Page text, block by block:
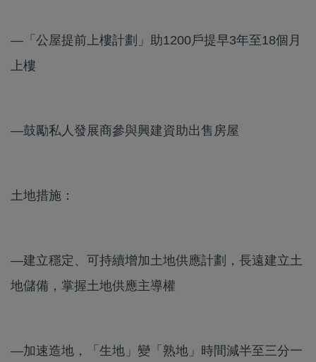
—「公屋提前上樓計劃」助1200戶提早3年至18個月
上樓
—鼓勵私人發展商參與興建資助出售房屋
土地措施：
—建立穩定、可持續增加土地供應計劃，長遠建立土
地儲備，掌握土地供應主導權
—加速造地，「生地」變「熟地」時間減半至三分一